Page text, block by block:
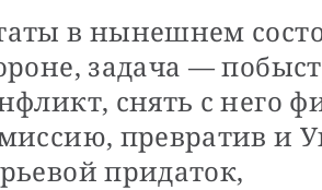
в нынешнем
задача —
снять с него
превратив и
придаток,